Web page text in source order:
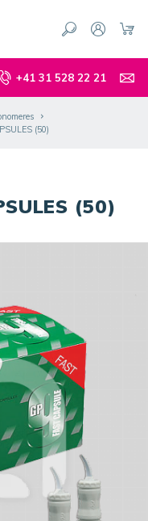
+41 31 528 22 21
(50)
(50)